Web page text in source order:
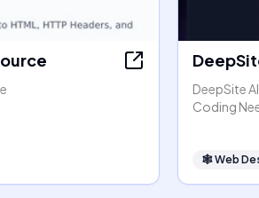
DeepSite
Coding
🕸Web